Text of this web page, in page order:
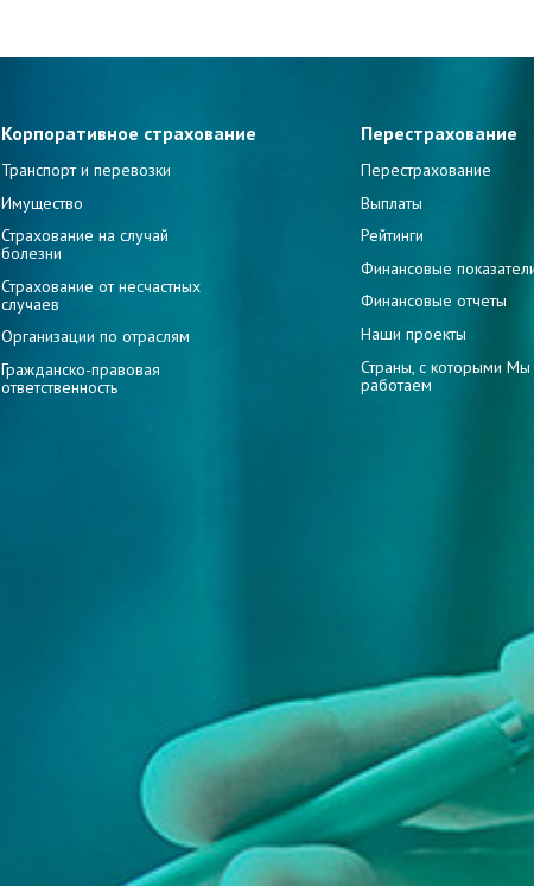
Корпоративное страхование
Транспорт и перевозки
Имущество
Страхование на случай
болезни
Страхование от несчастных
случаев
Организации по отраслям
Гражданско-правовая
ответственность
Перестрахование
Перестрахование
Выплаты
Рейтинги
Финансовые
Финансовые отчеты
Наши проекты
Страны, с которыми Мы
работаем